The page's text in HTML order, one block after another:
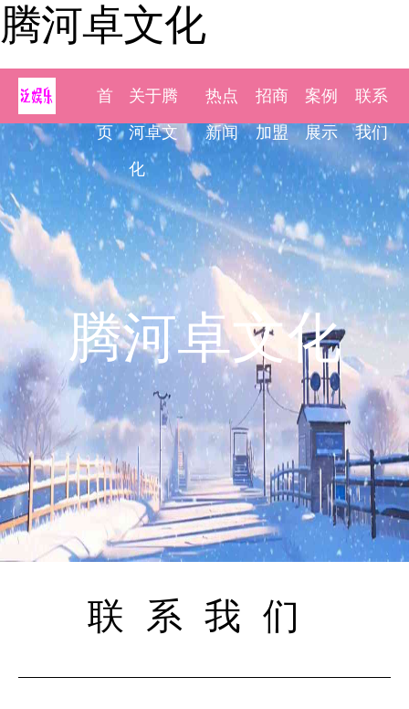
腾河卓文化
首
页
关于腾
河卓文
化
热点
新闻
招商
加盟
案例
展示
联系
我们
腾河卓文化
联系我们